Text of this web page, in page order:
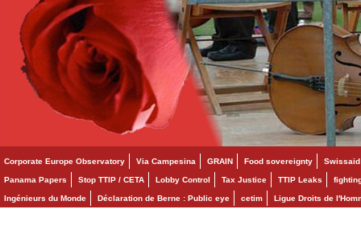
Corporate Europe Observatory Via Campesina GRAIN Food sovereignty Swissaid
Panama Papers Stop TTIP / CETA Lobby Control Tax Justice TTIP Leaks
Ingénieurs du Monde Déclaration de Berne : Public eye cetim Ligue Droits de